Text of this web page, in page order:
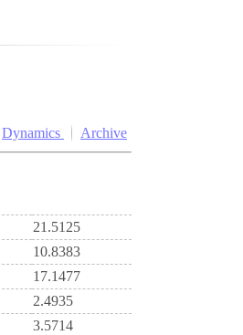
Dynamics Archive
21.5125
10.8383
17.1477
2.4935
3.5714